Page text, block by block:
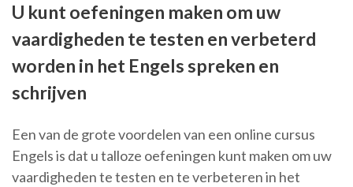
U kunt oefeningen maken om uw
vaardigheden te testen en verbeterd
worden in het Engels spreken en
schrijven
Een van de grote voordelen van een online cursus
Engels is dat u talloze oefeningen kunt maken om uw
vaardigheden te testen en te verbeteren in het